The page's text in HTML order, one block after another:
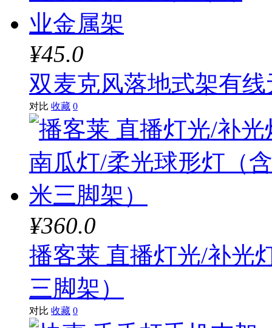
¥45.0
双麦克风落地式架有
对比 收藏 0
¥360.0
播客莱 直播灯光/补光
三脚架）
对比 收藏 0